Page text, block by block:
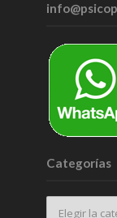
Categorías